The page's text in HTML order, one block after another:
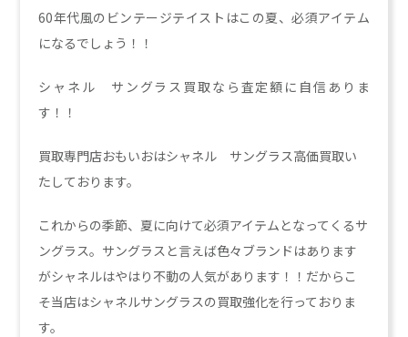
60年代風のビンテージテイストはこの夏、必須アイテム
になるでしょう！！
シャネル サングラス買取なら査定額に自信ありま
す！！
買取専門店おもいおはシャネル サングラス高価買取い
たしております。
これからの季節、夏に向けて必須アイテムとなってくるサ
ングラス。サングラスと言えば色々ブランドはあります
がシャネルはやはり不動の人気があります！！だからこ
そ当店はシャネルサングラスの買取強化を行っておりま
す。